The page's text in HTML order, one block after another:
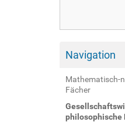
Navigation
Mathematisch-
Fächer
philosophische